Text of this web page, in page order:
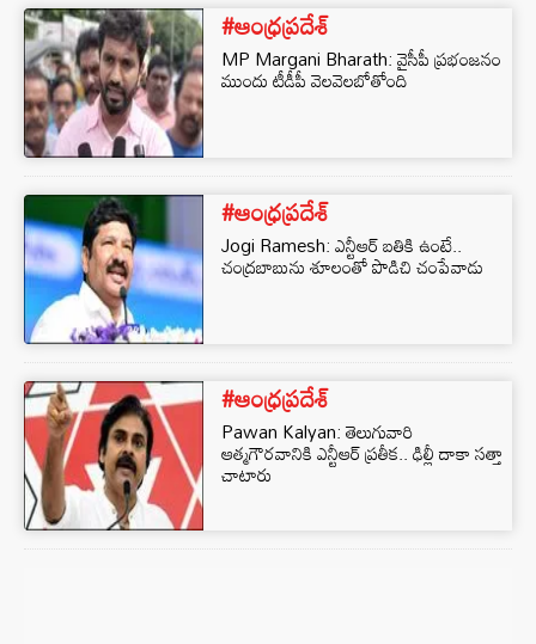
#ఆంధ్రప్రదేశ్
MP Margani Bharath: వైసీపీ ప్రభంజనం
ముందు టీడీపీ వెలవెలబోతోంది
#ఆంధ్రప్రదేశ్
Jogi Ramesh: ఎన్టీఆర్ బతికి ఉంటే..
చంద్రబాబును శూలంతో పొడిచి చంపేవాడు
#ఆంధ్రప్రదేశ్
Pawan Kalyan: తెలుగువారి
ఆత్మగౌరవానికి ఎన్టీఆర్ ప్రతీక.. ఢిల్లీ దాకా సత్తా
చాటారు